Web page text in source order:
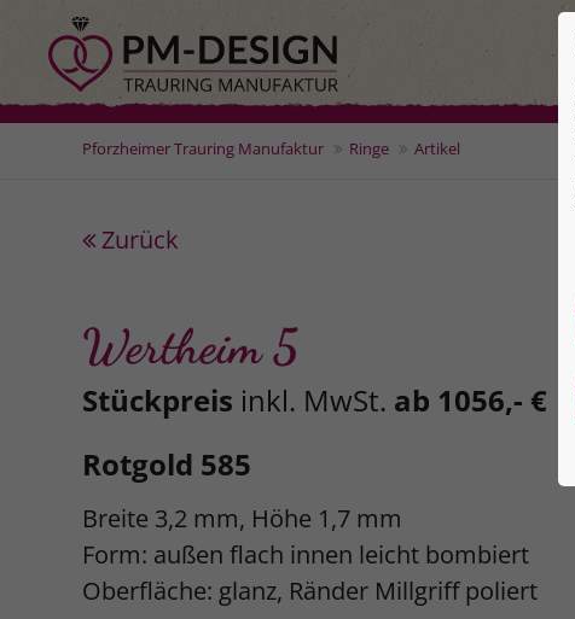
Pforzheimer Trauring Manufaktur Ringe Artikel
Zurück
Wertheim 5
Stückpreis inkl. MwSt. ab 1056,- €
Rotgold 585
Breite 3,2 mm, Höhe 1,7 mm
Form: außen flach innen leicht bombiert
Oberfläche: glanz, Ränder Millgriff poliert